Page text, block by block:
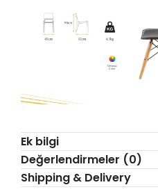
Ek bilgi
Değerlendirmeler (0)
Shipping & Delivery